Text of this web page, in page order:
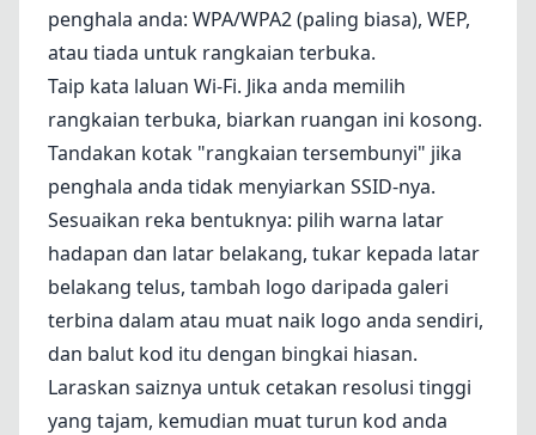
penghala anda: WPA/WPA2 (paling biasa), WEP,
atau tiada untuk rangkaian terbuka.
Taip kata laluan Wi-Fi. Jika anda memilih
rangkaian terbuka, biarkan ruangan ini kosong.
Tandakan kotak "rangkaian tersembunyi" jika
penghala anda tidak menyiarkan SSID-nya.
Sesuaikan reka bentuknya: pilih warna latar
hadapan dan latar belakang, tukar kepada latar
belakang telus, tambah logo daripada galeri
terbina dalam atau muat naik logo anda sendiri,
dan balut kod itu dengan bingkai hiasan.
Laraskan saiznya untuk cetakan resolusi tinggi
yang tajam, kemudian muat turun kod anda